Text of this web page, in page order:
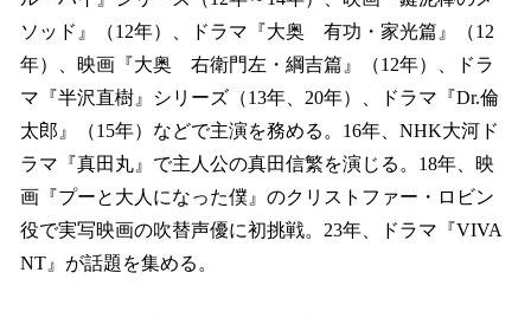
ソッド』（12年）、ドラマ『大奥 有功・家光篇』（12
年）、映画『大奥 右衛門左・綱吉篇』（12年）、ドラ
マ『半沢直樹』シリーズ（13年、20年）、ドラマ『Dr.倫
太郎』（15年）などで主演を務める。16年、NHK大河ド
ラマ『真田丸』で主人公の真田信繁を演じる。18年、映
画『プーと大人になった僕』のクリストファー・ロビン
役で実写映画の吹替声優に初挑戦。23年、ドラマ『VIVA
NT』が話題を集める。